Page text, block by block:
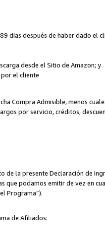
días después de haber dado el
desde el Sitio de Amazon; y
el cliente
Compra Admisible, menos
por servicio, créditos,
de la presente Declaración de
que podamos emitir de vez en
Programa”).
de Afiliados: